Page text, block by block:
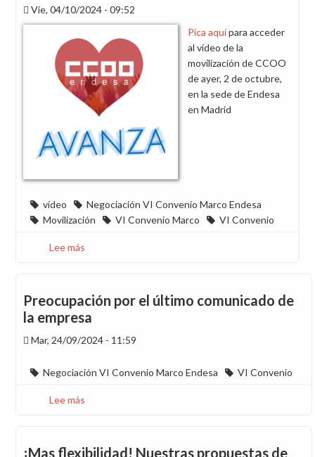
Vie, 04/10/2024 - 09:52
Pica aquípara acceder
al vídeo de la
movilización de CCOO
de ayer, 2 de octubre,
en la sede de Endesa
en Madrid
vídeo
Negociación VI Convenio Marco Endesa
Movilización
VI Convenio Marco VI Convenio
Lee más
un
VI
Convenio
justo”
Preocupación por el último comunicado de
la empresa
Mar, 24/09/2024 - 11:59
Negociación VI Convenio Marco Endesa VI Convenio
Lee más
el
¡Mas flexibilidad! Nuestras propuestas de